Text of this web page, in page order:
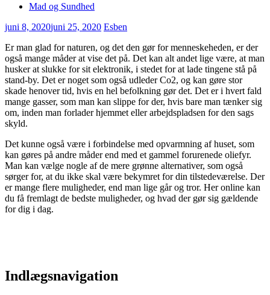
Mad og Sundhed
juni 8, 2020juni 25, 2020 Esben
Er man glad for naturen, og det den gør for menneskeheden, er der
også mange måder at vise det på. Det kan alt andet lige være, at man
husker at slukke for sit elektronik, i stedet for at lade tingene stå på
stand-by. Det er noget som også udleder Co2, og kan gøre stor
skade henover tid, hvis en hel befolkning gør det. Det er i hvert fald
mange gasser, som man kan slippe for der, hvis bare man tænker sig
om, inden man forlader hjemmet eller arbejdspladsen for den sags
skyld.
Det kunne også være i forbindelse med opvarmning af huset, som
kan gøres på andre måder end med et gammel forurenede oliefyr.
Man kan vælge nogle af de mere grønne alternativer, som også
sørger for, at du ikke skal være bekymret for din tilstedeværelse. Der
er mange flere muligheder, end man lige går og tror. Her online kan
du få fremlagt de bedste muligheder, og hvad der gør sig gældende
for dig i dag.
Indlægsnavigation